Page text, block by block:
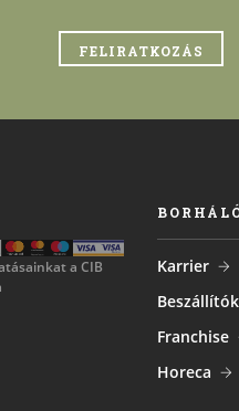
FELIRATKOZÁS
a CIB
Karrier
Franchise
Horeca